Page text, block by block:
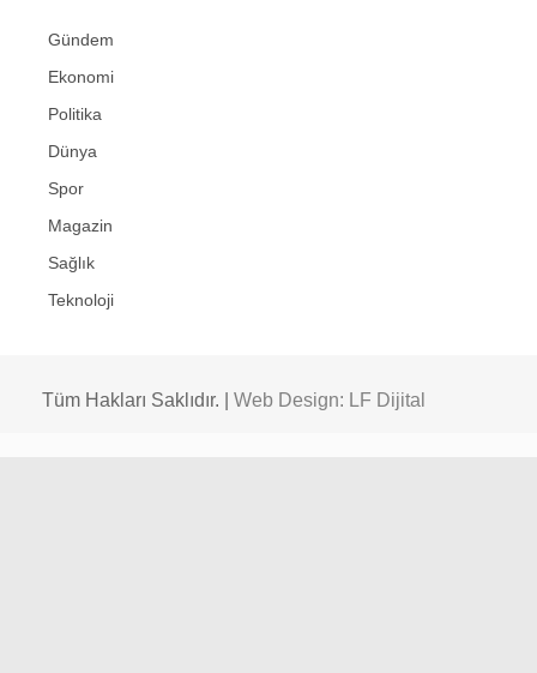
Gündem
Ekonomi
Politika
Dünya
Spor
Magazin
Sağlık
Teknoloji
Tüm Hakları Saklıdır. | Web Design: LF Dijital